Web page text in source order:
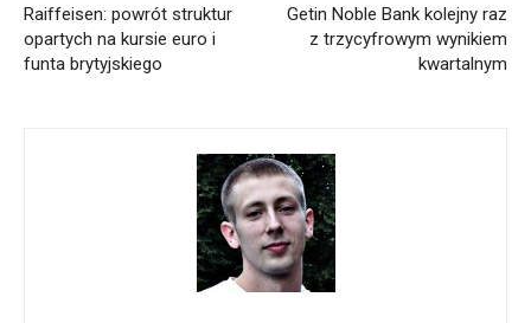
Raiffeisen: powrót struktur
opartych na kursie euro i
funta brytyjskiego
Getin Noble Bank kolejny raz
z trzycyfrowym wynikiem
kwartalnym